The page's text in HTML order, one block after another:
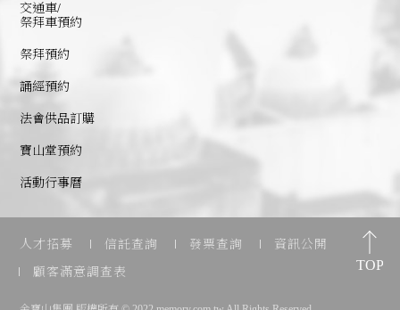
交通車/
祭拜車預約
祭拜預約
誦經預約
法會供品訂購
寶山堂預約
活動行事曆
人才招募 信託查詢 發票查詢 資訊公開
顧客滿意調查表